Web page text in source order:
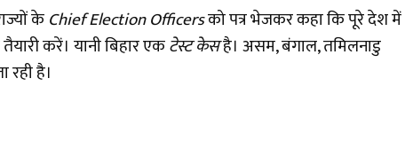
केChief Election Officersको पत्र भेजकर कहा कि पूरे देश में
करें। यानी बिहार एकटेस्ट केसहै। असम, बंगाल, तमिलनाडु
रही है।